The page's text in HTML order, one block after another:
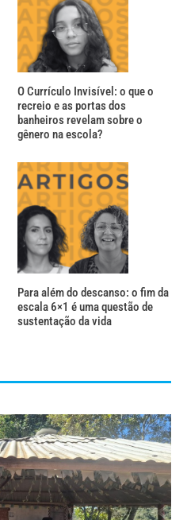
O Currículo Invisível: o que o
recreio e as portas dos
banheiros revelam sobre o
gênero na escola?
Para além do descanso: o fim da
escala 6×1 é uma questão de
sustentação da vida